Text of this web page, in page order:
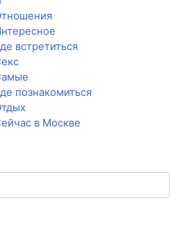
встретиться
познакомиться
в Москве